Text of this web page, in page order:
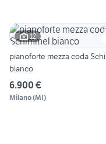
12
pianoforte mezza coda
bianco
6.900 €
Milano(MI)